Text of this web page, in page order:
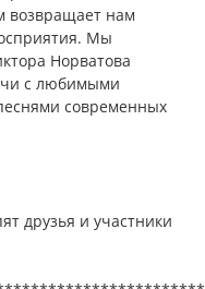
возвращает нам
Мы
Норватова
с любимыми
современных
друзья и участники